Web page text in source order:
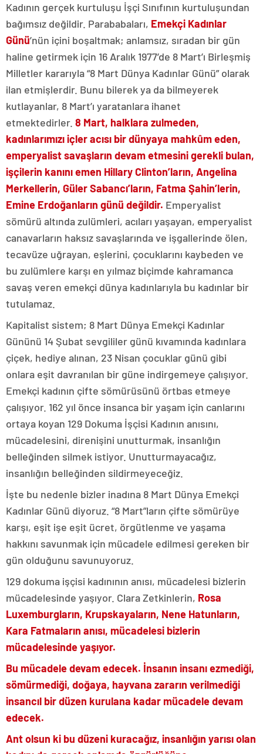
Kadının gerçek kurtuluşu İşçi Sınıfının kurtuluşundan
bağımsız değildir. Parababaları, Emekçi Kadınlar
Günü’nün içini boşaltmak; anlamsız, sıradan bir gün
haline getirmek için 16 Aralık 1977’de 8 Mart’ı Birleşmiş
Milletler kararıyla “8 Mart Dünya Kadınlar Günü” olarak
ilan etmişlerdir. Bunu bilerek ya da bilmeyerek
kutlayanlar, 8 Mart’ı yaratanlara ihanet
etmektedirler. 8 Mart, halklara zulmeden,
kadınlarımızı içler acısı bir dünyaya mahkûm eden,
emperyalist savaşların devam etmesini gerekli bulan,
işçilerin kanını emen Hillary Clinton’ların, Angelina
Merkellerin, Güler Sabancı’ların, Fatma Şahin’lerin,
Emine Erdoğanların günü değildir. Emperyalist
sömürü altında zulümleri, acıları yaşayan, emperyalist
canavarların haksız savaşlarında ve işgallerinde ölen,
tecavüze uğrayan, eşlerini, çocuklarını kaybeden ve
bu zulümlere karşı en yılmaz biçimde kahramanca
savaş veren emekçi dünya kadınlarıyla bu kadınlar bir
tutulamaz.
Kapitalist sistem; 8 Mart Dünya Emekçi Kadınlar
Gününü 14 Şubat sevgililer günü kıvamında kadınlara
çiçek, hediye alınan, 23 Nisan çocuklar günü gibi
onlara eşit davranılan bir güne indirgemeye çalışıyor.
Emekçi kadının çifte sömürüsünü örtbas etmeye
çalışıyor. 162 yıl önce insanca bir yaşam için canlarını
ortaya koyan 129 Dokuma İşçisi Kadının anısını,
mücadelesini, direnişini unutturmak, insanlığın
belleğinden silmek istiyor. Unutturmayacağız,
insanlığın belleğinden sildirmeyeceğiz.
İşte bu nedenle bizler inadına 8 Mart Dünya Emekçi
Kadınlar Günü diyoruz. “8 Mart”ların çifte sömürüye
karşı, eşit işe eşit ücret, örgütlenme ve yaşama
hakkını savunmak için mücadele edilmesi gereken bir
gün olduğunu savunuyoruz.
129 dokuma işçisi kadınının anısı, mücadelesi bizlerin
mücadelesinde yaşıyor. Clara Zetkinlerin, Rosa
Luxemburgların, Krupskayaların, Nene Hatunların,
Kara Fatmaların anısı, mücadelesi bizlerin
mücadelesinde yaşıyor.
Bu mücadele devam edecek. İnsanın insanı ezmediği,
sömürmediği, doğaya, hayvana zararın verilmediği
insancıl bir düzen kurulana kadar mücadele devam
edecek.
Ant olsun ki bu düzeni kuracağız, insanlığın yarısı olan